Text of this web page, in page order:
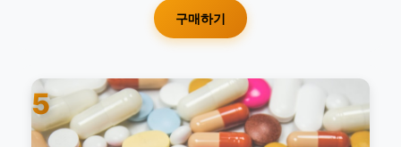
구매하기
5